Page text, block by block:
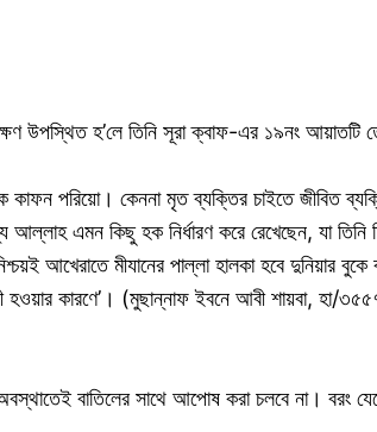
হ’লে তিনি সূরা ক্বাফ-এর ১৯নং আয়াতটি
কাফন পরিয়ো। কেননা মৃত ব্যক্তির চাইতে জীবিত
এমন কিছু হক নির্ধারণ করে রেখেছেন, যা
মীযানের পাল্লা হালকা হবে দুনিয়ার
হওয়ার কারণে’। (মুছান্নাফ ইবনে আবী শায়বা, হা/
বাতিলের সাথে আপোষ করা চলবে না।